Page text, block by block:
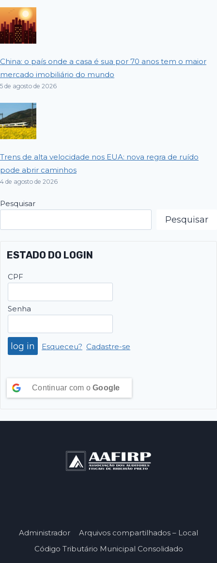
China: o país onde a casa é sua por 70 anos tem o maior
mercado imobiliário do mundo
5 de agosto de 2026
Trens de alta velocidade nos EUA: nova regra de ruído
pode abrir caminhos
4 de agosto de 2026
Pesquisar
Pesquisar
ESTADO DO LOGIN
CPF
Senha
Esqueceu? Cadastre-se
Continuar com o Google
Administrador
Arquivos compartilhados – Local
Código Tributário Municipal Consolidado